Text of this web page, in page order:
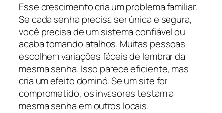
Esse crescimento cria um problema familiar.
Se cada senha precisa ser única e segura,
você precisa de um sistema confiável ou
acaba tomando atalhos. Muitas pessoas
escolhem variações fáceis de lembrar da
mesma senha. Isso parece eficiente, mas
cria um efeito dominó. Se um site for
comprometido, os invasores testam a
mesma senha em outros locais.